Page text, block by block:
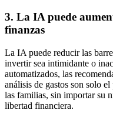
3. La IA puede
finanzas
La IA puede reducir las
invertir sea intimidante o
automatizados, las
análisis de gastos son solo
las familias, sin importar su
libertad financiera.